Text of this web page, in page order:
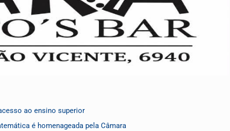
ao ensino superior
é homenageada pela Câmara